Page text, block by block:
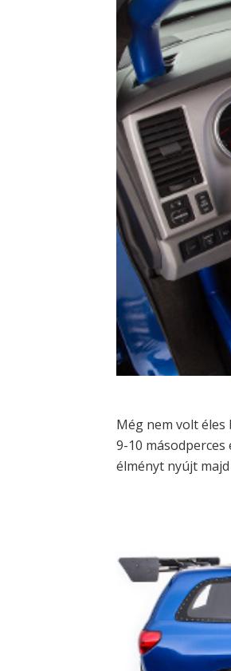
Még nem volt
9-10
élményt nyújt